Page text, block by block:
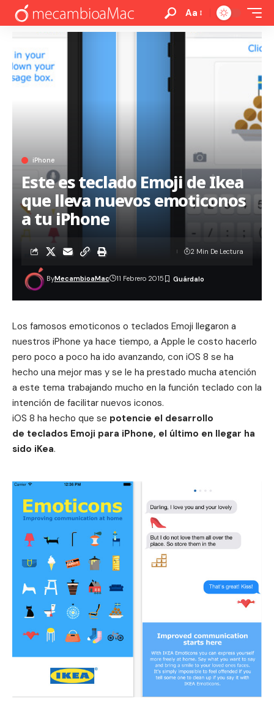
Aa
iPhone
Este es teclado Emoji de Ikea
que lleva nuevos emoticonos
a tu iPhone
ByMecambioaMac 11 Febrero 2015
2 Min De Lectura
Los famosos emoticonos o teclados Emoji llegaron a
nuestros iPhone ya hace tiempo, a Apple le costo hacerlo
pero poco a poco ha ido avanzando, con iOS 8 se ha
hecho una mejor mas y se le ha prestado mucha atención
a este tema trabajando mucho en la función teclado con la
intención de facilitar nuevos iconos.
iOS 8 ha hecho que se potencie el desarrollo
de teclados Emoji para iPhone, el último en llegar ha
sido iKea.